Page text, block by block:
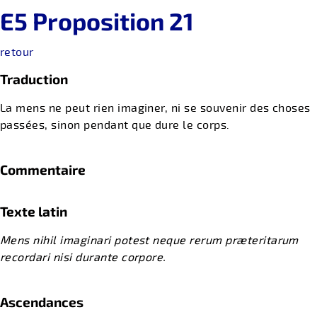
E5 Proposition 21
retour
Traduction
La mens ne peut rien imaginer, ni se souvenir des choses
passées, sinon pendant que dure le corps.
Commentaire
Texte latin
Mens nihil imaginari potest neque rerum præteritarum
recordari nisi durante corpore.
Ascendances